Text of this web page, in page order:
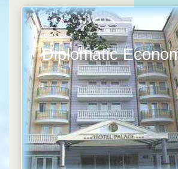
Diplomatic